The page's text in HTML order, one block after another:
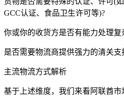
GCC认证、食品卫生许可等)?
你或你的收货方是否有能力处理复
是否需要物流商提供强力的清关支
主流物流方式解析
基于上述维度，我们来看阿联酋市